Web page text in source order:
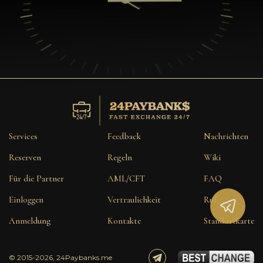
Services
Reserven
Für die Partner
Einloggen
Anmeldung
Feedback
Regeln
AML/CFT
Vertraulichkeit
Kontakte
Nachrichten
Wiki
FAQ
Ruf
Standortkarte
© 2015-2026, 24Paybanks.me